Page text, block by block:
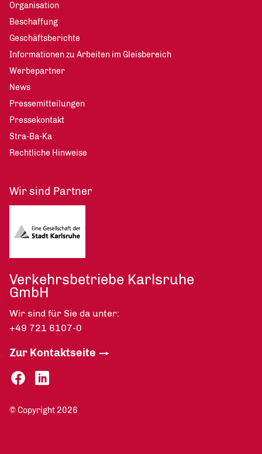
Organisation
Beschaffung
Geschäftsberichte
Informationen zu Arbeiten im Gleisbereich
Werbepartner
News
Pressemitteilungen
Pressekontakt
Stra-Ba-Ka
Rechtliche Hinweise
Wir sind Partner
Verkehrsbetriebe Karlsruhe
GmbH
Wir sind für Sie da unter:
+49 721 6107-0
Zur Kontaktseite
© Copyright 2026